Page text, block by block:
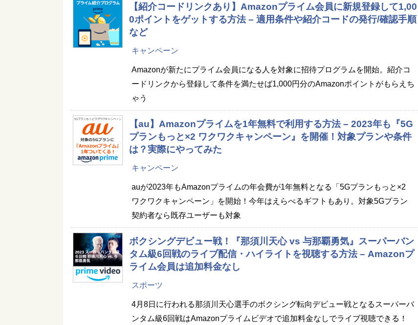
【紹介コードリンクあり】Amazonプライム会員に新規登録して1,00
0ポイントをゲットする方法 – 適用条件や紹介コードの発行/確認手順
など
キャンペーン
Amazonが新たにプライム会員になる人を対象に招待プログラムを開始。紹介コ
ードリンクから登録して条件を満たせば1,000円分のAmazonポイントがもらえち
ゃう
【au】Amazonプライムを1年無料で利用する方法 – 2023年も『5G
プランもっと×2 ワクワクキャンペーン』を開催！対象プランや条件
は？実際にやってみた
キャンペーン
auが2023年もAmazonプライムの年会費が1年無料となる「5Gプランもっと×2
ワクワクキャンペーン」を開始！今年はえらべるギフトもあり。対象5Gプラン
契約者なら既存ユーザーも対象
ボクシングデビュー戦！『那須川天心 vs 与那覇勇気』スーパーバン
タム級6回戦のライブ配信・ハイライトを視聴する方法 – Amazonプ
ライム会員は追加料金なし
スポーツ
4月8日に行われる那須川天心選手のボクシング転向デビュー戦となるスーパーバ
ンタム級6回戦はAmazonプライムビデオで追加料金なしでライブ視聴できる！